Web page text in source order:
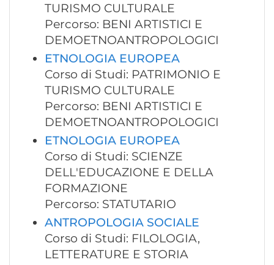
TURISMO CULTURALE
Percorso: BENI ARTISTICI E
DEMOETNOANTROPOLOGICI
ETNOLOGIA EUROPEA
Corso di Studi: PATRIMONIO E
TURISMO CULTURALE
Percorso: BENI ARTISTICI E
DEMOETNOANTROPOLOGICI
ETNOLOGIA EUROPEA
Corso di Studi: SCIENZE
DELL'EDUCAZIONE E DELLA
FORMAZIONE
Percorso: STATUTARIO
ANTROPOLOGIA SOCIALE
Corso di Studi: FILOLOGIA,
LETTERATURE E STORIA